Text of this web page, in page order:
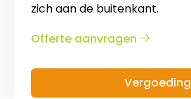
zich aan de buitenkant.
Offerte aanvragen over
met
lange
Vergoeding